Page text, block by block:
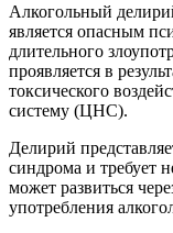
Алкогольный
является опасным
длительного
проявляется в
токсического
систему (ЦНС).
Делирий
синдрома и требует
может развиться
употребления